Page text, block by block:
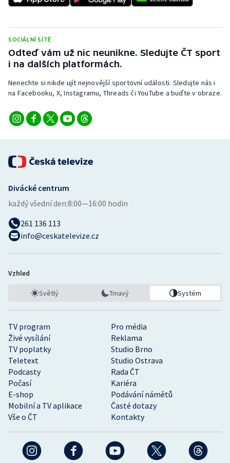
Triatlon
Veslování
Vodní slalom
Volejbal
SOCIÁLNÍ SÍTĚ
Odteď vám už nic neunikne. Sledujte ČT sport
i na dalších platformách.
Nenechte si nikde ujít nejnovější sportovní události. Sledujte nás i
na Facebooku, X, Instagramu, Threads či YouTube a buďte v obraze.
TV program
Pro média
Živé vysílání
Reklama
TV poplatky
Studio Brno
Teletext
Studio Ostrava
Podcasty
Rada ČT
Počasí
Kariéra
E-shop
Podávání námětů
Mobilní a TV aplikace
Časté dotazy
Vše o ČT
Kontakty
Divácké centrum
každý všední den:8:00—16:00 hodin
261 136 113
info@ceskatelevize.cz
Vzhled
Světlý Tmavý Systém